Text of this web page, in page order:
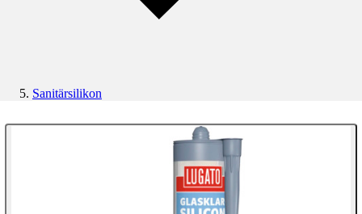
Sanitärsilikon